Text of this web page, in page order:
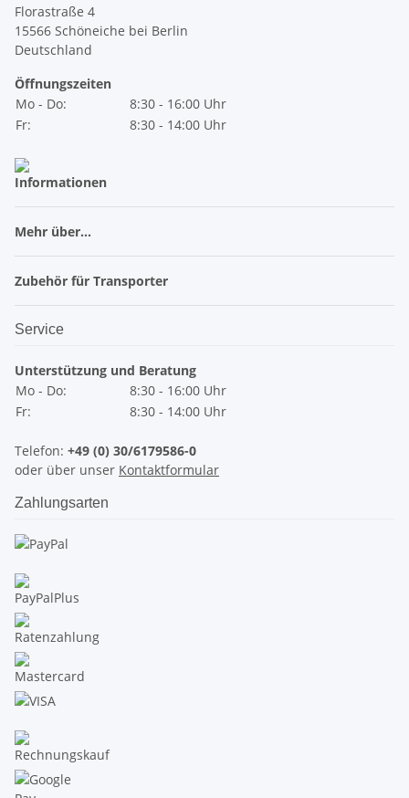
Florastraße 4
15566 Schöneiche bei Berlin
Deutschland
Öffnungszeiten
Mo - Do:
8:30 - 16:00 Uhr
Fr:
8:30 - 14:00 Uhr
Informationen
Mehr über...
Zubehör für Transporter
Service
Unterstützung und Beratung
Mo - Do:
8:30 - 16:00 Uhr
Fr:
8:30 - 14:00 Uhr
Telefon: +49 (0) 30/6179586-0
oder über unser Kontaktformular
Zahlungsarten